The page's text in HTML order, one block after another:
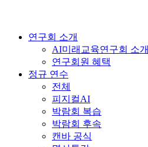
연구회 소개
AI미래교육연구회 소개
연구회원 혜택
정규 연수
전체
피지컬AI
박람회 복습
박람회 후속
캔바 공식